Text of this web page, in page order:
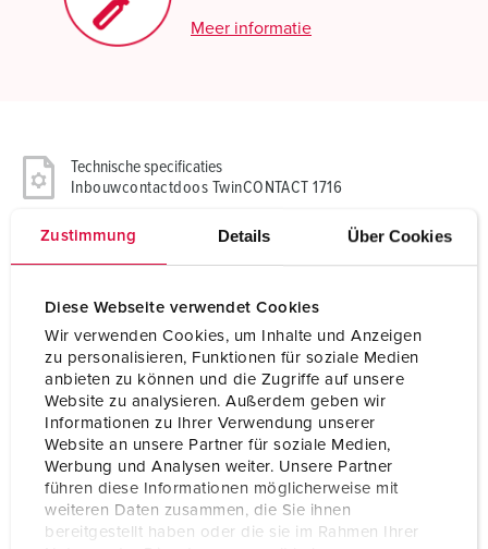
Zustimmung Details Über Cookies
Diese Webseite verwendet Cookies
Wir verwenden Cookies, um Inhalte und Anzeigen
zu personalisieren, Funktionen für soziale Medien
anbieten zu können und die Zugriffe auf unsere
Website zu analysieren. Außerdem geben wir
Informationen zu Ihrer Verwendung unserer
Website an unsere Partner für soziale Medien,
Werbung und Analysen weiter. Unsere Partner
führen diese Informationen möglicherweise mit
weiteren Daten zusammen, die Sie ihnen
bereitgestellt haben oder die sie im Rahmen Ihrer
Meer informatie
Technische specificaties
Inbouwcontactdoos TwinCONTACT 1716
Ampère 16 A
Voltage 110 V
Uurstand 4 h
Hertz 50-60 Hz
Aansluittechniek zonder schroeven, TwinCONTACT
Contacten standaard